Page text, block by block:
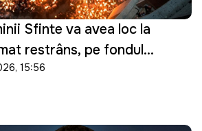
Sfinte va avea loc la
restrâns, pe fondul
15:56